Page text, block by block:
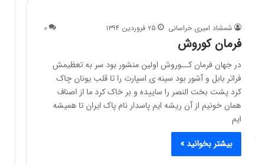
شمشاد امیری خراسانی ۲۵ فروردین ۱۳۹۴ ۰
فرمان کوروش
در جهان فرمان کــوروش اولین منشور بود سر به تعظیمش
فراتر بابل و آشور بود سینه ی اسپارت را تا قلب یونان چاک
کرد پشت بخت النصر را ساییده و بر خاک کرد ما از اصناف
همان خونیم از آن ریشه ایم پاسدار نام پاک ایران تا همیشه
ایم
بیشتر بخوانید »